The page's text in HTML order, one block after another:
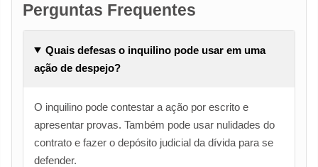
Perguntas Frequentes
Quais defesas o inquilino pode usar em uma
ação de despejo?
O inquilino pode contestar a ação por escrito e
apresentar provas. Também pode usar nulidades do
contrato e fazer o depósito judicial da dívida para se
defender.